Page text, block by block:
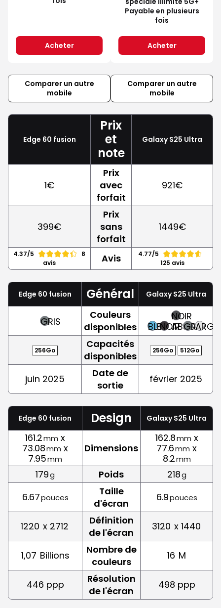
Acheter
Payable en plusieurs
fois
Acheter
Comparer un autre
mobile
Comparer un autre
mobile
Edge 60 fusion
Prix
et
note
Galaxy S25 Ultra
1€
Prix
avec
forfait
921€
399€
Prix
sans
forfait
1449€
4.37/5
8
avis
Avis
4.77/5
125 avis
Edge 60 fusion Général Galaxy S25 Ultra
GRIS
Couleurs
disponibles
BLEUNOIR
NOIR
ABSOLU
GRIS
256Go
Capacités
disponibles
256Go 512Go
juin 2025
Date de
sortie
février 2025
Edge 60 fusion Design Galaxy S25 Ultra
161.2mm x
73.08mm x
7.95mm
Dimensions
162.8mm x
77.6mm x
8.2mm
179g Poids 218g
6.67pouces
Taille
d'écran
6.9pouces
1220 x 2712
Définition
de l'écran
3120 x 1440
1,07 Billions
Nombre de
couleurs
16 M
446 ppp
Résolution
de l'écran
498 ppp